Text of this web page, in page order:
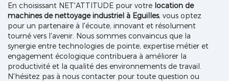
En choisissant NET'ATTITUDE pour votre location de
machines de nettoyage industriel à Eguilles, vous optez
pour un partenaire à l'écoute, innovant et résolument
tourné vers l'avenir. Nous sommes convaincus que la
synergie entre technologies de pointe, expertise métier et
engagement écologique contribuera à améliorer la
productivité et la qualité des environnements de travail.
N'hésitez pas à nous contacter pour toute question ou